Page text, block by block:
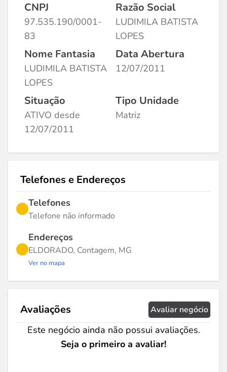
CNPJ
97.535.190/0001-
83
Razão Social
LUDIMILA BATISTA
LOPES
Nome Fantasia
LUDIMILA BATISTA
LOPES
Data Abertura
12/07/2011
Situação
ATIVO desde
12/07/2011
Tipo Unidade
Matriz
Telefones e Endereços
Telefones
Telefone não informado
Endereços
ELDORADO, Contagem, MG
Ver no mapa
Avaliações Avaliar negócio
Este negócio ainda não possui avaliações.
Seja o primeiro a avaliar!